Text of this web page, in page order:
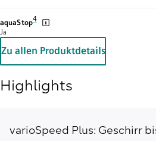
aquaStopFussnote 4: Garantiebedingungen
4
Ja
Zu allen Produktdetails
Highlights
varioSpeed Plus: Geschirr